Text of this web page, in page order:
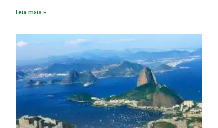
material. A produção de um alumínio mais limpo, no entanto,
insumo, a sucata, devido, sobretudo, ao interesse chinês
pela matéria-prima.
Leia mais »